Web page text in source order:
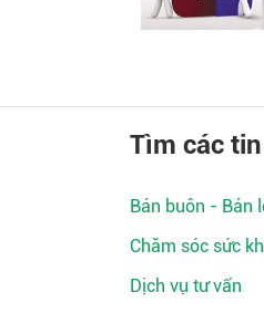
Tìm các
Bán buôn - Bán
Chăm sóc sức
Dịch vụ tư vấn